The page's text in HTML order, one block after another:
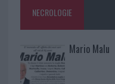
NECROLOGIE
Mario Malu